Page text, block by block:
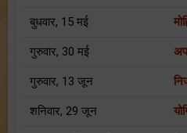
बुधवार, 15 मई
गुरुवार, 30 मई
गुरुवार, 13 जून
शनिवार, 29 जून